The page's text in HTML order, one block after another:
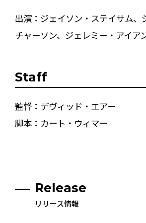
出演：ジェイソン・ステイサム、
チャーソン、ジェレミー・アイア
Staff
監督：デヴィッド・エアー
脚本：カート・ウィマー
Release
リリース情報